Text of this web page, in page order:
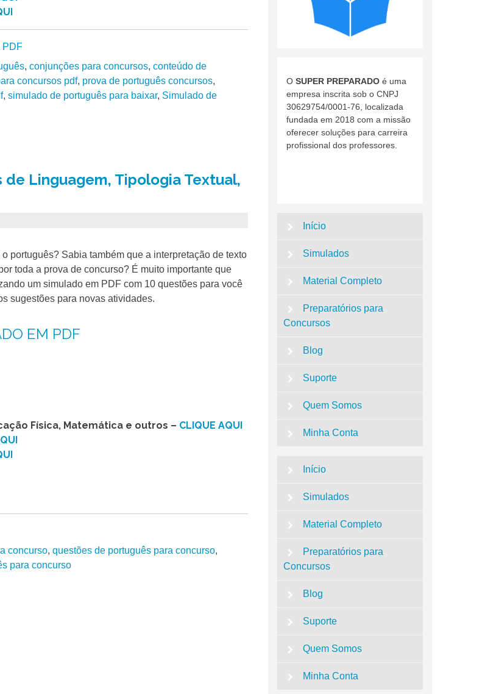
PDF
, conjunções para concursos, conteúdo de
concursos pdf, prova de português concursos,
, simulado de português para baixar, Simulado de
Linguagem, Tipologia Textual,
português? Sabia também que a interpretação de texto
toda a prova de concurso? É muito importante que
um simulado em PDF com 10 questões para você
sugestões para novas atividades.
EM PDF
Física, Matemática e outros – CLIQUE AQUI
concurso, questões de português para concurso,
para concurso
O SUPER PREPARADOé uma
empresa inscrita sob o CNPJ
30629754/0001-76, localizada
fundada em 2018 com a missão
oferecer soluções para carreira
profissional dos professores.
Início
Simulados
Material Completo
Preparatórios para
Concursos
Blog
Suporte
Quem Somos
Minha Conta
Início
Simulados
Material Completo
Preparatórios para
Concursos
Blog
Suporte
Quem Somos
Minha Conta